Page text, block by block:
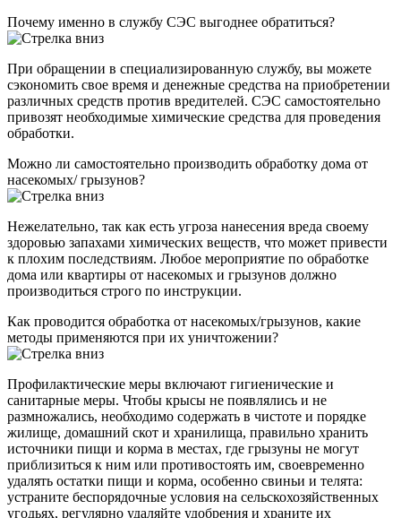
Почему именно в службу СЭС выгоднее обратиться?
При обращении в специализированную службу, вы можете
сэкономить свое время и денежные средства на приобретении
различных средств против вредителей. СЭС самостоятельно
привозят необходимые химические средства для проведения
обработки.
Можно ли самостоятельно производить обработку дома от
насекомых/ грызунов?
Нежелательно, так как есть угроза нанесения вреда своему
здоровью запахами химических веществ, что может привести
к плохим последствиям. Любое мероприятие по обработке
дома или квартиры от насекомых и грызунов должно
производиться строго по инструкции.
Как проводится обработка от насекомых/грызунов, какие
методы применяются при их уничтожении?
Профилактические меры включают гигиенические и
санитарные меры. Чтобы крысы не появлялись и не
размножались, необходимо содержать в чистоте и порядке
жилище, домашний скот и хранилища, правильно хранить
источники пищи и корма в местах, где грызуны не могут
приблизиться к ним или противостоять им, своевременно
удалять остатки пищи и корма, особенно свиньи и телята:
устраните беспорядочные условия на сельскохозяйственных
угодьях, регулярно удаляйте удобрения и храните их